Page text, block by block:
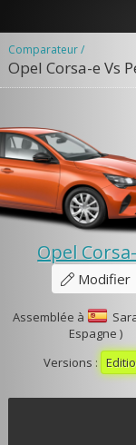
Comparateur /
Opel Corsa-e Vs
Opel
Modifier
Assemblée à
Espagne )
Versions :